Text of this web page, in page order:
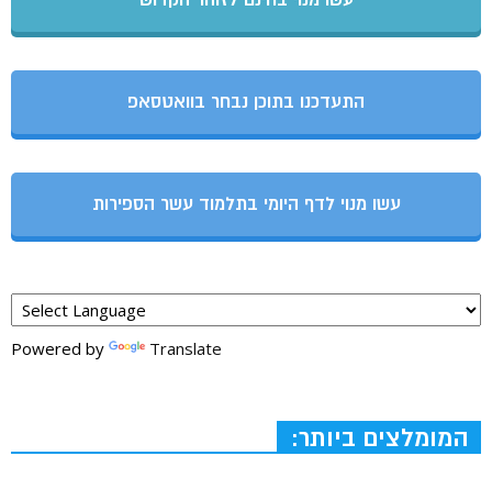
התעדכנו בתוכן נבחר בוואטסאפ
עשו מנוי לדף היומי בתלמוד עשר הספירות
Powered by Translate
המומלצים ביותר: